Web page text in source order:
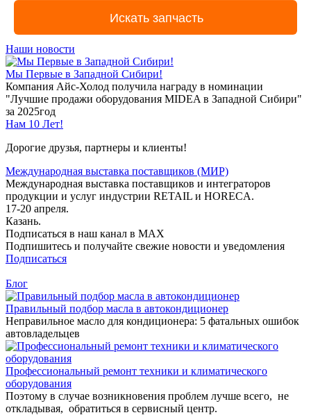
Наши новости
Мы Первые в Западной Сибири!
Компания Айс-Холод получила награду в номинации
"Лучшие продажи оборудования MIDEA в Западной Сибири"
за 2025год
Нам 10 Лет!
Дорогие друзья, партнеры и клиенты!
Международная выставка поставщиков (МИР)
Международная выставка поставщиков и интеграторов
продукции и услуг индустрии RETAIL и HORECA.
17-20 апреля.
Казань.
Подписаться в наш канал в MAX
Подпишитесь и получайте свежие новости и уведомления
Подписаться
Блог
Правильный подбор масла в автокондиционер
Неправильное масло для кондиционера: 5 фатальных ошибок
автовладельцев
Профессиональный ремонт техники и климатического
оборудования
Поэтому в случае возникновения проблем лучше всего, не
откладывая, обратиться в сервисный центр.